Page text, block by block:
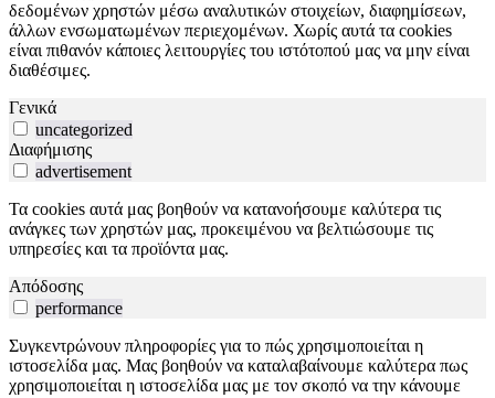
δεδομένων χρηστών μέσω αναλυτικών στοιχείων, διαφημίσεων,
άλλων ενσωματωμένων περιεχομένων. Χωρίς αυτά τα cookies
είναι πιθανόν κάποιες λειτουργίες του ιστότοπού μας να μην είναι
διαθέσιμες.
Γενικά
uncategorized
Διαφήμισης
advertisement
Τα cookies αυτά μας βοηθούν να κατανοήσουμε καλύτερα τις
ανάγκες των χρηστών μας, προκειμένου να βελτιώσουμε τις
υπηρεσίες και τα προϊόντα μας.
Απόδοσης
performance
Συγκεντρώνουν πληροφορίες για το πώς χρησιμοποιείται η
ιστοσελίδα μας. Μας βοηθούν να καταλαβαίνουμε καλύτερα πως
χρησιμοποιείται η ιστοσελίδα μας με τον σκοπό να την κάνουμε